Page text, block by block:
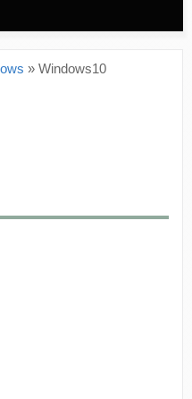
» Windows10